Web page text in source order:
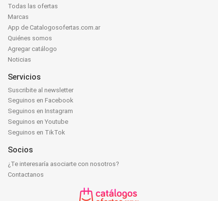
Todas las ofertas
Marcas
App de Catalogosofertas.com.ar
Quiénes somos
Agregar catálogo
Noticias
Servicios
Suscribite al newsletter
Seguinos en Facebook
Seguinos en Instagram
Seguinos en Youtube
Seguinos en TikTok
Socios
¿Te interesaría asociarte con nosotros?
Contactanos